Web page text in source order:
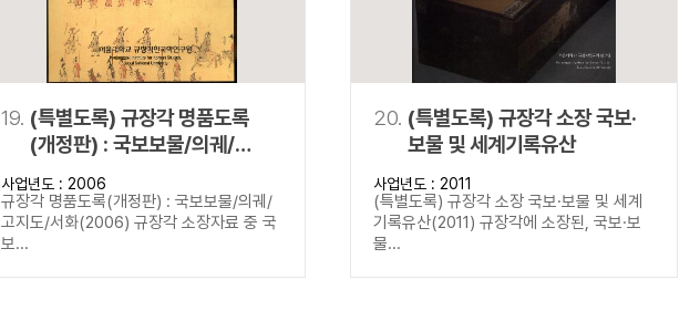
19. (특별도록) 규장각 명품도록
(개정판) : 국보보물/의궤/
고지도/서화
사업년도 : 2006
규장각 명품도록(개정판) : 국보보물/의궤/
고지도/서화(2006) 규장각 소장자료 중 국
보...
20. (특별도록) 규장각 소장 국보·
보물 및 세계기록유산
사업년도 : 2011
(특별도록) 규장각 소장 국보·보물 및 세계
기록유산(2011) 규장각에 소장된, 국보·보
물...